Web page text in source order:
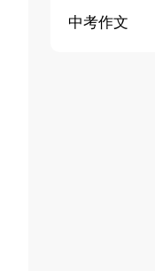
中考作文